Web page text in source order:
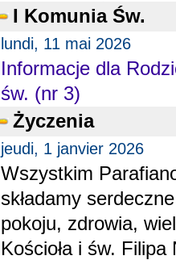
I Komunia Św.
lundi, 11 mai 2026
Informacje dla
św. (nr 3)
Życzenia
jeudi, 1 janvier 2026
Wszystkim
składamy
pokoju, zdrowia,
Kościoła i św. Filipa